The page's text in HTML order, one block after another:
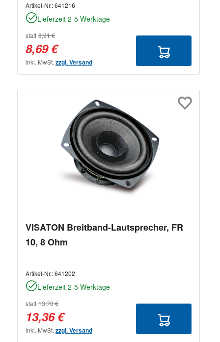
Artikel-Nr.:641216
Lieferzeit 2-5 Werktage
statt 8,91 €
8,69 €
inkl. MwSt. zzgl. Versand
VISATON Breitband-Lautsprecher, FR
10, 8 Ohm
Artikel-Nr.:641202
Lieferzeit 2-5 Werktage
statt 13,70 €
13,36 €
inkl. MwSt. zzgl. Versand